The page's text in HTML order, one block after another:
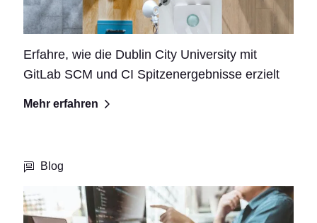
Erfahre, wie die Dublin City University mit
GitLab SCM und CI Spitzenergebnisse erzielt
Mehr erfahren
Blog